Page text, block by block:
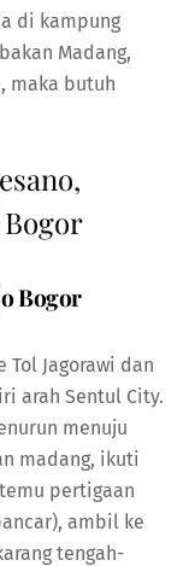
di kampung
Madang,
maka butuh
Bogor
Tol Jagorawi dan
arah Sentul City.
menuju
madang, ikuti
pertigaan
ambil ke
tengah-